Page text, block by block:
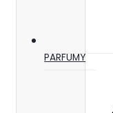
PARFUMY